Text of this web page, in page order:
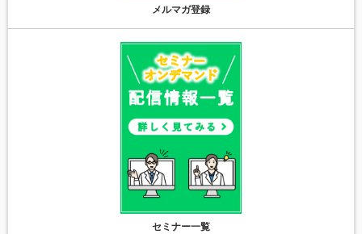
メルマガ登録
セミナー一覧